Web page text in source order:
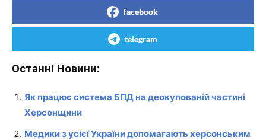
facebook
telegram
Останні Новини:
Як працює система БПД на деокупованій частині
Херсонщини
Медики з усієї України допомагають херсонським